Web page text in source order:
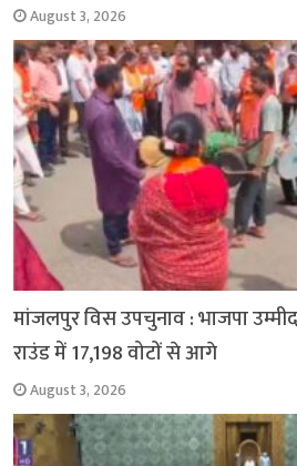
August 3, 2026
मांजलपुर विस उपचुनाव : भाजपा
राउंड में 17,198 वोटों से आगे
August 3, 2026